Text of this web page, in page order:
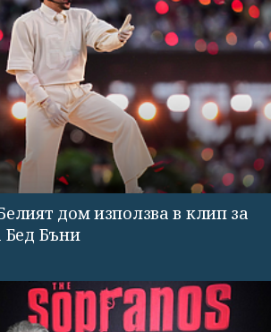
дом използва в клип за
Бед Бъни